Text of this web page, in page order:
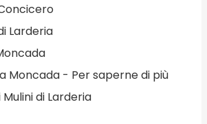
Larderia
Moncada - Per saperne di più
di Larderia